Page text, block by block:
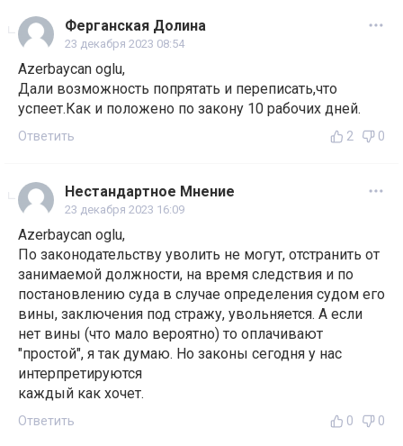
Ферганская Долина
23 декабря 2023 08:54
Azerbaycan oglu,
Дали возможность попрятать и переписать,что
успеет.Как и положено по закону 10 рабочих дней.
Ответить 2 0
Нестандартное Мнение
23 декабря 2023 16:09
Azerbaycan oglu,
По законодательству уволить не могут, отстранить от
занимаемой должности, на время следствия и по
постановлению суда в случае определения судом его
вины, заключения под стражу, увольняется. А если
нет вины (что мало вероятно) то оплачивают
"простой", я так думаю. Но законы сегодня у нас
интерпретируются
каждый как хочет.
Ответить 0 0